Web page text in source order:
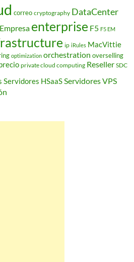
correo cryptography DataCenter
Empresa enterprise F5 F5 EM
ip iRules MacVittie
optimization orchestration overselling
private cloud computing Reseller SDC
Servidores HSaaSServidores VPS